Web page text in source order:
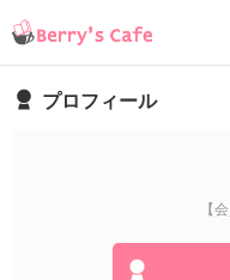
プロフィール
【